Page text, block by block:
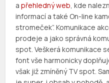
apřehledný web, kde
informací a také On-line
stromeček”. Komunikace
prodeje a jako správná
spot. Veškerá komunikace
font vše harmonicky
však již zmíněný TV spot.